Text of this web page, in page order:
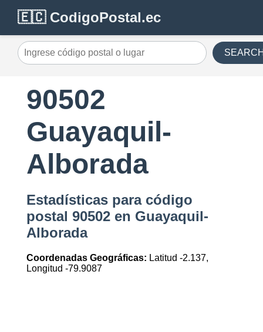
🇪🇨 CodigoPostal.ec
90502
Guayaquil-
Alborada
Estadísticas para código
postal 90502 en Guayaquil-
Alborada
Coordenadas Geográficas: Latitud -2.137,
Longitud -79.9087